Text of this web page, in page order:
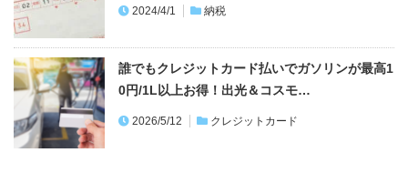
2024/4/1 納税
誰でもクレジットカード払いでガソリンが最高1
0円/1L以上お得！出光＆コスモ…
2026/5/12 クレジットカード